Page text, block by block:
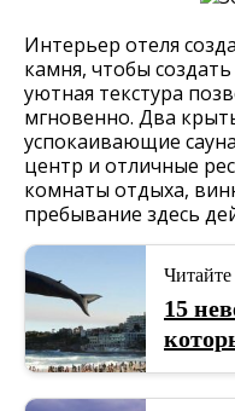
Интерьер отеля
камня, чтобы
уютная текстура
мгновенно. Два
успокаивающие
центр и отличные
комнаты отдыха,
пребывание здесь
15